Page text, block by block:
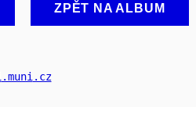
ZPĚT NA ALBUM
.muni .cz